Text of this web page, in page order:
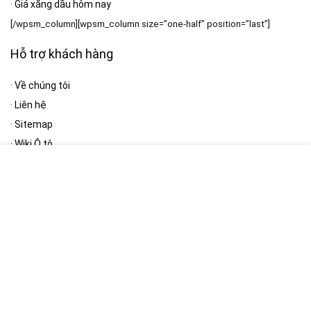
· Giá xăng dầu hôm nay
[/wpsm_column][wpsm_column size=”one-half” position=”last”]
Hỗ trợ khách hàng
· Về chúng tôi
· Liên hệ
· Sitemap
· Wiki Ô tô